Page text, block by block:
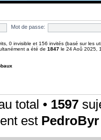
Mot de passe:
0 invisible et 156 invités (basé sur les
a été de 1847 le 24 Aoû 2025,
total • 1597
est PedroByr